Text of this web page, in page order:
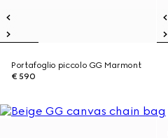
Portafoglio piccolo GG Marmont
€ 590